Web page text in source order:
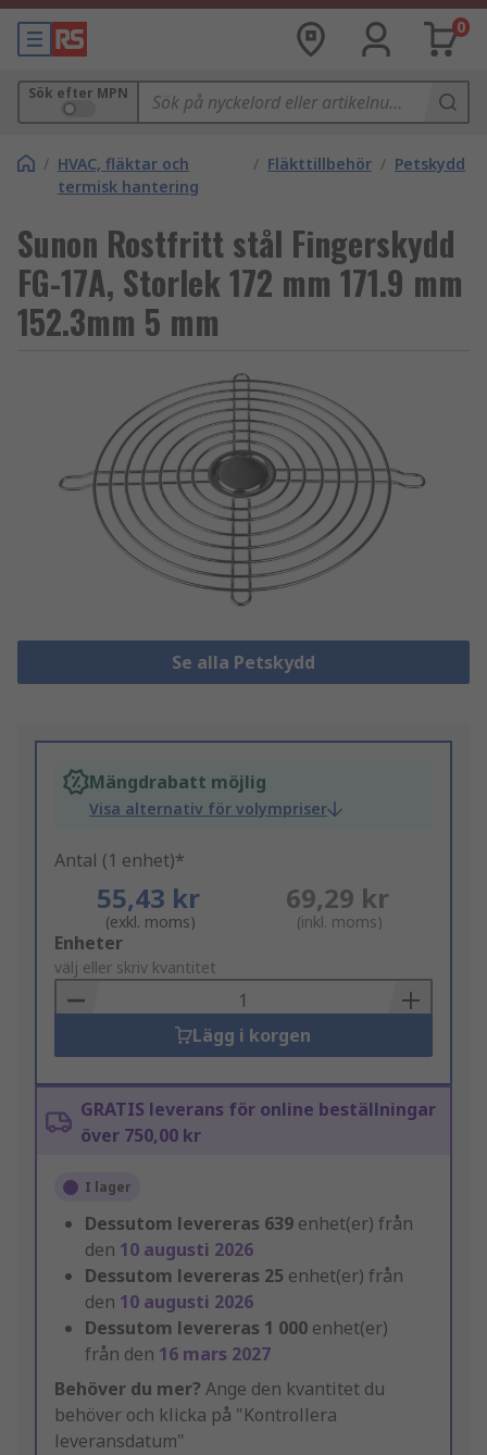
0
Sök efter MPN
/ HVAC, fläktar och
termisk hantering
/ Fläkttillbehör / Petskydd
Sunon Rostfritt stål Fingerskydd
FG-17A, Storlek 172 mm 171.9 mm
152.3mm 5 mm
Se alla Petskydd
Mängdrabatt möjlig
Visa alternativ för volympriser
Antal (1 enhet)*
55,43 kr
(exkl. moms)
69,29 kr
(inkl. moms)
Add
to
Basket
Enheter
välj eller skriv kvantitet
Lägg i korgen
GRATIS leverans för online beställningar
över 750,00 kr
I lager
Dessutom levereras 639 enhet(er) från
den 10 augusti 2026
Dessutom levereras 25 enhet(er) från
den 10 augusti 2026
Dessutom levereras 1 000 enhet(er)
från den 16 mars 2027
Behöver du mer? Ange den kvantitet du
behöver och klicka på "Kontrollera
leveransdatum"